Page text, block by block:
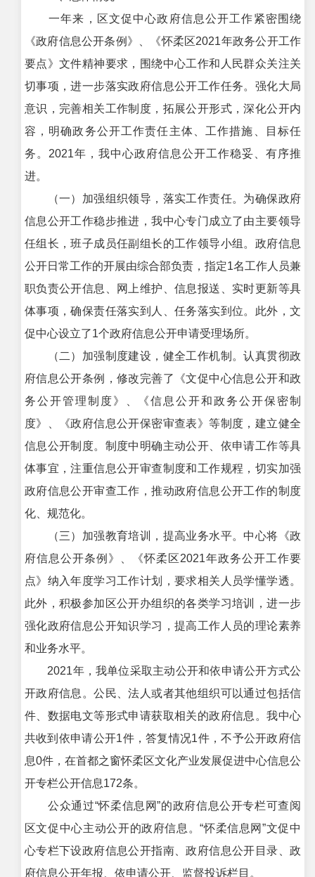
一年来，区文促中心政府信息公开工作紧密围绕
《政府信息公开条例》、《怀柔区2021年政务公开工作
要点》文件精神要求，围绕中心工作和人民群众关注关
切事项，进一步落实政府信息公开工作任务。强化大局
意识，完善相关工作制度，拓展公开形式，深化公开内
容，明确政务公开工作责任主体、工作措施、目标任
务。2021年，我中心政府信息公开工作稳妥、有序推
进。
（一）加强组织领导，落实工作责任。为确保政府
信息公开工作稳步推进，我中心专门成立了由主要领导
任组长，班子成员任副组长的工作领导小组。政府信息
公开日常工作的开展由综合部负责，指定1名工作人员兼
职负责公开信息、网上维护、信息报送、实时更新等具
体事项，确保责任落实到人、任务落实到位。此外，文
促中心设立了1个政府信息公开申请受理场所。
（二）加强制度建设，健全工作机制。认真贯彻政
府信息公开条例，修改完善了《文促中心信息公开和政
务公开管理制度》、《信息公开和政务公开保密制
度》、《政府信息公开保密审查表》等制度，建立健全
信息公开制度。制度中明确主动公开、依申请工作等具
体事宜，注重信息公开审查制度和工作规程，切实加强
政府信息公开审查工作，推动政府信息公开工作的制度
化、规范化。
（三）加强教育培训，提高业务水平。中心将《政
府信息公开条例》、《怀柔区2021年政务公开工作要
点》纳入年度学习工作计划，要求相关人员学懂学透。
此外，积极参加区公开办组织的各类学习培训，进一步
强化政府信息公开知识学习，提高工作人员的理论素养
和业务水平。
2021年，我单位采取主动公开和依申请公开方式公
开政府信息。公民、法人或者其他组织可以通过包括信
件、数据电文等形式申请获取相关的政府信息。我中心
共收到依申请公开1件，答复情况1件，不予公开政府信
息0件，在首都之窗怀柔区文化产业发展促进中心信息公
开专栏公开信息172条。
公众通过“怀柔信息网”的政府信息公开专栏可查阅
区文促中心主动公开的政府信息。“怀柔信息网”文促中
心专栏下设政府信息公开指南、政府信息公开目录、政
府信息公开年报、依申请公开、监督投诉栏目。